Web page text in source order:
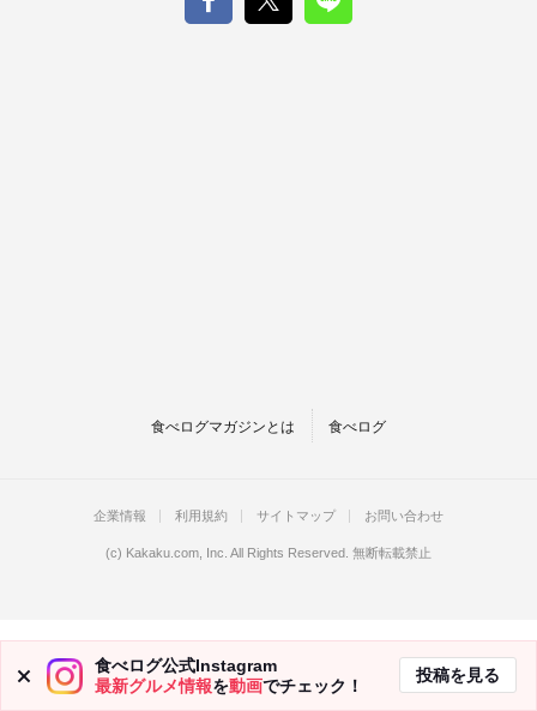
食べログマガジンとは 食べログ
食べログ公式Instagram
最新グルメ情報を動画でチェック！
投稿を見る
企業情報 利用規約 サイトマップ お問い合わせ
(c) Kakaku.com, Inc. All Rights Reserved. 無断転載禁止